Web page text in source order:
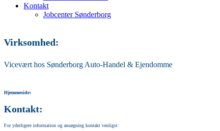
Kontakt
Jobcenter Sønderborg
Virksomhed:
Vicevært hos Sønderborg Auto-Handel & Ejendomme
Hjemmeside:
Kontakt:
For yderligere information og ansøgning kontakt venligst: